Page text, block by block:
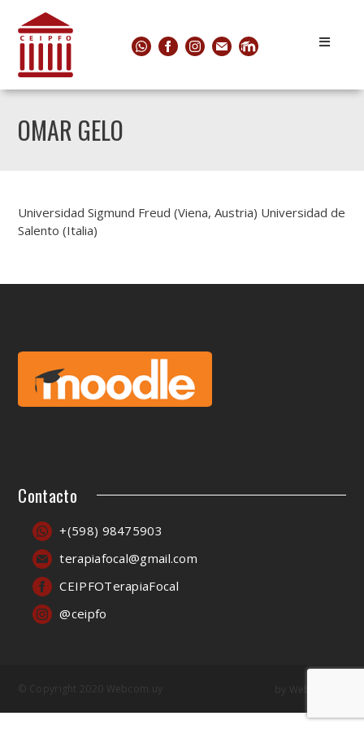
OMAR GELO
Universidad Sigmund Freud (Viena, Austria) Universidad de
Salento (Italia)
Contacto
+(598) 98475903
terapiafocal@gmail.com
CEIPFOTerapiaFocal
@ceipfo
© Copyright 2020 Webcom.uy by Webcom.uy